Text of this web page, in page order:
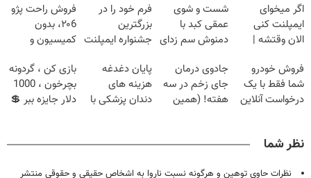
اگر میخوای
ایمپلنت کنی
الان وقتشه |
میلیون تومان!!!
شست و شوی
عمقی کبد با
دمنوش سم زدای
فرم خود را در
بزرگترین
جشنواره ایمپلنت
فقط ۲۵ میلیون
فروش راحت پژو
۲۰6، بدون
کمیسیون و
فروش خودرو
شما فقط با یک
درخواست آنلاین
جادوی درمان
جای زخم در سه
هفته! (همین
پایان دغدغه
هزینه های
دندان پزشکی با
بازی کن ، گردونه
بچرخون ، 1000
دلار جایزه ببر 💲
نظر شما
نظرات حاوی توهین و هرگونه نسبت ناروا به اشخاص حقیقی و حقوقی منتشر